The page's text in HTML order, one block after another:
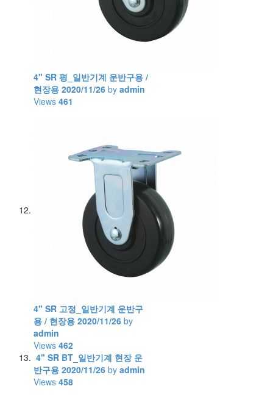
4" SR 평_일반기계 운반구용 /
현장용 2020/11/26 by admin
Views 461
4" SR 고정_일반기계 운반구
용 / 현장용 2020/11/26 by
admin
Views 462
4" SR BT_일반기계 현장 운
반구용 2020/11/26 by admin
Views 458